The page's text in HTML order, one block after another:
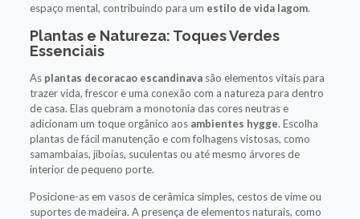
espaço mental, contribuindo para um estilo de vida lagom.
Plantas e Natureza: Toques Verdes
Essenciais
As plantas decoracao escandinavasão elementos vitais para
trazer vida, frescor e uma conexão com a natureza para dentro
de casa. Elas quebram a monotonia das cores neutras e
adicionam um toque orgânico aos ambientes hygge. Escolha
plantas de fácil manutenção e com folhagens vistosas, como
samambaias, jiboias, suculentas ou até mesmo árvores de
interior de pequeno porte.
Posicione-as em vasos de cerâmica simples, cestos de vime ou
suportes de madeira. A presença de elementos naturais, como